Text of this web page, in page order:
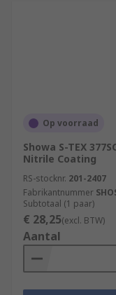
Op voorraad
Showa S-TEX
Nitrile Coating
RS-stocknr. 201-2407
Fabrikantnummer
Subtotaal (1 paar)
€ 28,25(excl. BTW)
Aantal